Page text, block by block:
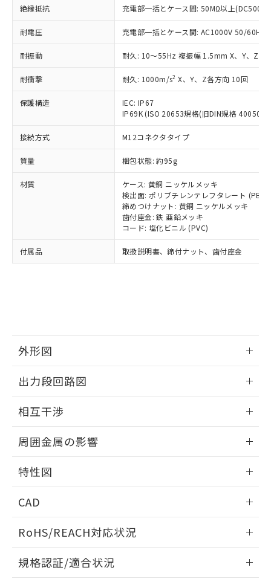
絶縁抵抗 充電部一括とケース間: 50MΩ以上(DC500V
耐電圧 充電部一括とケース間: AC1000V 50/60Hz
耐振動 耐久: 10～55Hz 複振幅 1.5mm X、Y、Z各
耐衝撃 耐久: 1000m/s2 X、Y、Z各方向 10回
保護構造
IEC: IP67
IP69K (ISO 20653規格(旧DIN規格 40050
接続方式 M12コネクタタイプ
質量 梱包状態: 約95g
材質
ケース: 黄銅 ニッケルメッキ
検出面: ポリブチレンテレフタレート (PBT)
締めつけナット: 黄銅 ニッケルメッキ
歯付座金: 鉄 亜鉛メッキ
コード: 塩化ビニル (PVC)
付属品 取扱説明書、締付ナット、歯付座金
外形図
外形図
出力段回路図
出力段回路図
相互干渉
相互干渉
A: 90mm以上、B: 50mm以上
周囲金属の影響
周囲金属の影響
特性図
検出物体の大きさと材質による影響
CAD
ドすることができます。
RoHS/REACH対応状況
規格認証/適合状況
在庫状況および標準価格照会結果は、
記載している更新日時点での社内デー
タに基づき作成されるものであり、閲
覧された時点での実際の在庫および標
準価格とは異なる場合があることをご
了承ください。
正式な納期状況および標準価格はお客
様のお取引先、またはお客様担当のオ
ムロン制御機器販売店・当社販売員に
ご相談ください。
オムロン制御機器販売店や当社販売拠
販売ネットワーク
」をご確認
在庫状況および標準価格結果を当社の
事前の承諾なく第三者に漏洩または開
示しないようお願いします。
マイパーツ機能（部品リスト作成サー
ビス）をご利用いただくには、I-Web
メンバーズにご登録されている必要が
お客様が当ウェブサイト上で当社にご
※当社の共同利用者とは、"個人情報
用者の範囲」に記載されている法人を
指します。
むを得ず変更することがあります。
*EU RoHS指令（10物質）：
鉛(Pb) 1000ppm以下、 水銀(Hg) 1000ppm以下、 カド
ミウム(Cd) 100ppm以下、
六価クロム(Cr(Ⅵ)) 1000ppm以下、ポリ臭化ビフェニル
類(PBB) 1000ppm以下、ポリ臭化ジフェニルエーテル類
(PBDE) 1000ppm以下、フタル酸ビス(2-エチルヘキシ
ル) (DEHP)(別名：DOP) 1000ppm以下、フタル酸ブチ
ルベンジル（BBP） 1000ppm以下、フタル酸ジブチル
（DBP） 1000ppm以下、フタル酸ジイソブチル
但し、RoHS指令で産業用監視および制御機器に対する
適用除外項目は除く。
フタル酸エステル類の４物質については閾値を超える意
図的な使用がないことを確認しています。
部品在庫の切り替え状況などにより、予定
月が前後することがあります。
EU RoHS指令（10物質）の非含有証明書
51物質の非含有証明書（当社基準）
ものではありません。
また、RoHS指令のフタル酸エステル類４
物質の対応では、対応完了までの期間は出
荷製品に未対応品が混在することから備考
欄に対応日を記載しておりました。
既に当社にて対応品への在庫切替を完了
り、2022年1月12日より割愛しておりま
す。
い合わせください。
Cr(Ⅵ)(六価クロム) : 1000ppm、 PBBs(ポリ臭化ビフェ
ニル類) : 1000ppm、 PBDEs(ポリ臭化ジフェニルエーテ
DBP(フタル酸ジブチル) : 1000ppm、 DIBP(フタル酸ジ
イソブチル) : 1000ppm、 BBP(フタル酸ブチルベンジ
DEHP(フタル酸ビス(2-エチルヘキシル)) : 1000ppm
※2 環境保護使用期限
「ｅ」：有害物質（10物質）のすべてが基
準値以下であることを示します。
「10」：通常の使用状況下において有害物
質が外部に漏えいし、環境に深刻な影響を
及ぼさない年数を意味します。
「－」：未確認です。当社販売部門へお問
い合わせください。
為替および外国貿易法に定める商品
（以下｢規制貨物等」という）を輸出
または国外への提供する場合は、日本
国政府の輸出許可(または役務取引許
可)を取得するなどの必要な手続きを
当社は規制貨物を破棄する場合は、完
全に破砕するなど、違法に輸出されな
いよう必要な手段を講じます。
当社は貴社製品を、核兵器、ミサイ
ル、化学兵器、生物兵器またはその他
武器並びにこれらの製造装置等に一切
使用いたしません。
当社は、貴社製品を第三者に販売する
場合は、上記1、2および3の内容を当
該第三者に通知します。また当社は、
販売先および販売に係わる関係者が違
法に輸出するおそれがある場合は、取
り引きをいたしません。
一定数以上の在庫あり
一定数には満たないが在庫あり
在庫なし(最新の在庫状況につ
いては、お客様のお取引先、ま
たはお客様担当のオムロン制御
機器販売店・当社販売員にご確
認ください)
受注生産機種、また在庫状況の
情報を公開していない機種